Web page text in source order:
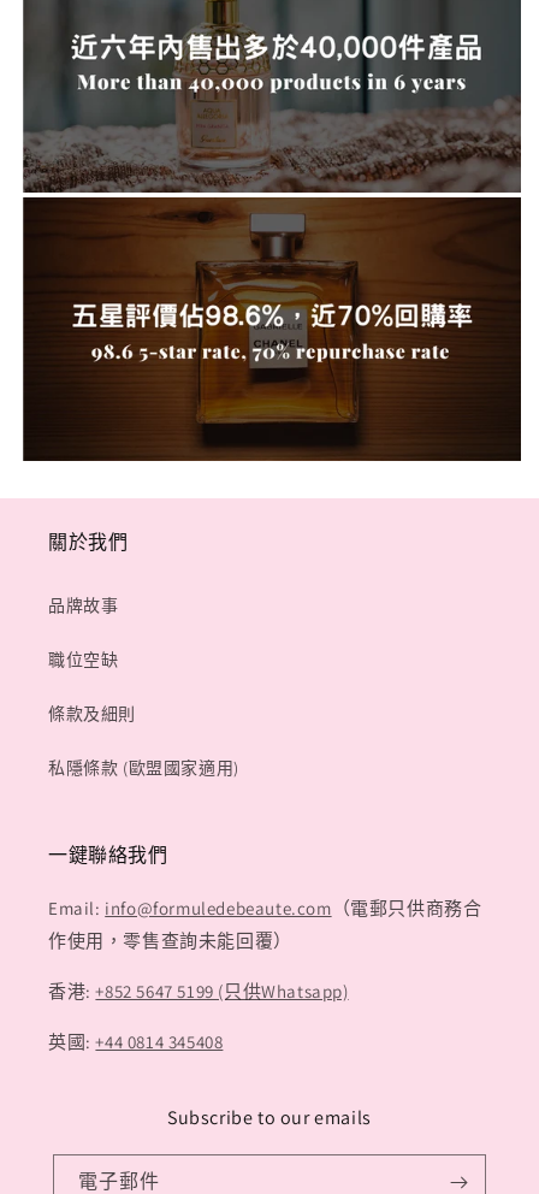
關於我們
品牌故事
職位空缺
條款及細則
私隱條款 (歐盟國家適用)
一鍵聯絡我們
Email: info@formuledebeaute.com （電郵只供商務合
作使用，零售查詢未能回覆）
香港:+852 5647 5199 (只供Whatsapp)
英國:+44 0814 345408
Subscribe to our emails
電子郵件